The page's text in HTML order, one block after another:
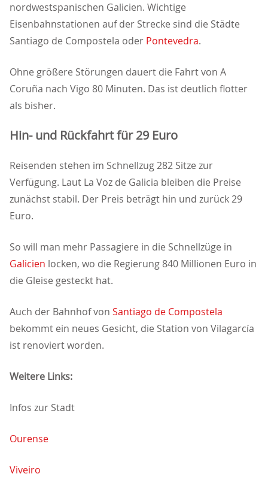
nordwestspanischen Galicien. Wichtige
Eisenbahnstationen auf der Strecke sind die Städte
Santiago de Compostela oder Pontevedra.
Ohne größere Störungen dauert die Fahrt von A
Coruña nach Vigo 80 Minuten. Das ist deutlich flotter
als bisher.
Hin- und Rückfahrt für 29 Euro
Reisenden stehen im Schnellzug 282 Sitze zur
Verfügung. Laut La Voz de Galicia bleiben die Preise
zunächst stabil. Der Preis beträgt hin und zurück 29
Euro.
So will man mehr Passagiere in die Schnellzüge in
Galicien locken, wo die Regierung 840 Millionen Euro in
die Gleise gesteckt hat.
Auch der Bahnhof von Santiago de Compostela
bekommt ein neues Gesicht, die Station von Vilagarcía
ist renoviert worden.
Weitere Links:
Infos zur Stadt
Ourense
Viveiro